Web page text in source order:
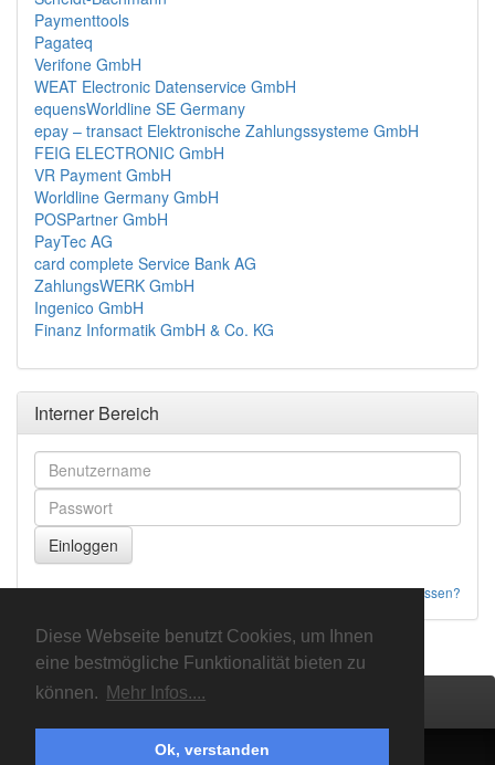
Diese Webseite benutzt Cookies, um Ihnen
eine bestmögliche Funktionalität bieten zu
können.
Mehr Infos....
Ok, verstanden
Paymenttools
Pagateq
Verifone GmbH
WEAT Electronic Datenservice GmbH
equensWorldline SE Germany
epay – transact Elektronische Zahlungssysteme GmbH
FEIG ELECTRONIC GmbH
VR Payment GmbH
Worldline Germany GmbH
POSPartner GmbH
PayTec AG
card complete Service Bank AG
ZahlungsWERK GmbH
Ingenico GmbH
Finanz Informatik GmbH & Co. KG
Interner Bereich
Password vergessen?
Impressum
allgemeine Anfrage zum Verband